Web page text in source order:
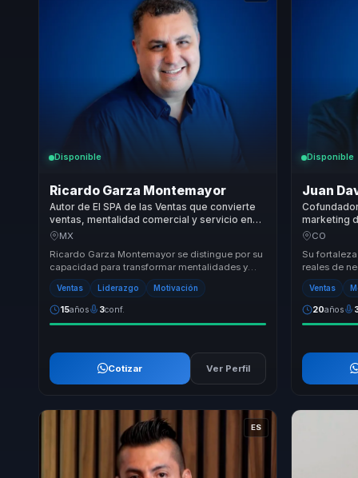
Disponible
Ricardo Garza Montemayor
Autor de El SPA de las Ventas que convierte
ventas, mentalidad comercial y servicio en
resultados para equipos comerciales.
MX
Ricardo Garza Montemayor se distingue por su
capacidad para transformar mentalidades y
fomentar un alto rendimiento sostenido en las
orga...
Ventas Liderazgo Motivación
15años 3conf.
Cotizar Ver Perfil
Disponible
Juan
marketing
digital en
CO
Su
reales de
Traduce
y tecno...
Ventas
20años
ES